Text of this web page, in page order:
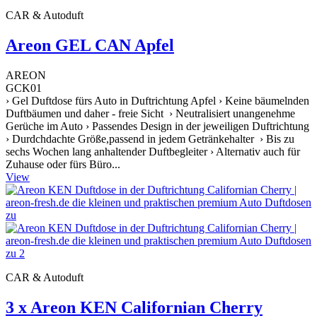
CAR & Autoduft
Areon GEL CAN Apfel
AREON
GCK01
› Gel Duftdose fürs Auto in Duftrichtung Apfel › Keine bäumelnden
Duftbäumen und daher - freie Sicht › Neutralisiert unangenehme
Gerüche im Auto › Passendes Design in der jeweiligen Duftrichtung
› Durdchdachte Größe,passend in jedem Getränkehalter › Bis zu
sechs Wochen lang anhaltender Duftbegleiter › Alternativ auch für
Zuhause oder fürs Büro...
View
CAR & Autoduft
3 x Areon KEN Californian Cherry